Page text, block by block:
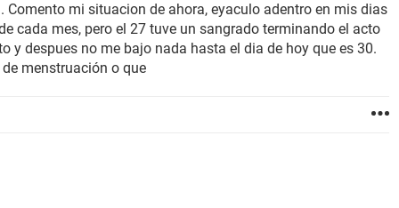
Comento mi situacion de ahora, eyaculo adentro en mis dias
cada mes, pero el 27 tuve un sangrado terminando el acto
y despues no me bajo nada hasta el dia de hoy que es 30.
menstruación o que